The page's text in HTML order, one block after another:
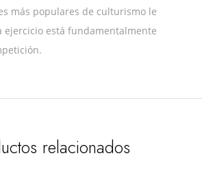
más populares de culturismo le
ejercicio está fundamentalmente
relacionados